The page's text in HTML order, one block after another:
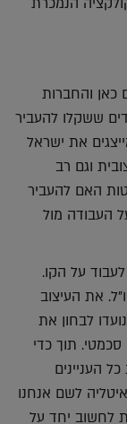
הנמכרת
כאן והחברות
ששקלו להעביר
את ישראל
וגם רב
האם להעביר
העבודה מול
על הקו.
את העיצוב
לבחון את
תוך כדי
העניינים
לשם אנחנו
לחשוב יחד על